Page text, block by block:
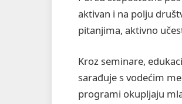
aktivan i na polju
pitanjima, aktivno
Kroz seminare,
sarađuje s vodećim
programi okupljaju